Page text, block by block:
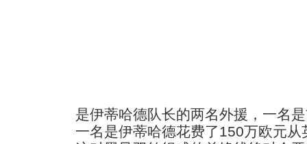
是伊蒂哈德队长的两名外援，一名
一名是伊蒂哈德花费了150万欧元